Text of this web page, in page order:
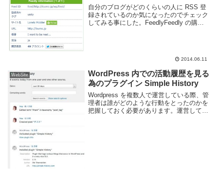
自分のブログがどのくらいの人に RSS 登
録されているのか気になったのでチェック
してみる事にした。FeedlyFeedly の購読
2014.06.11
WebSite
WordPress 内での活動履歴を見る
為のプラグイン Simple History
Wordpress を複数人で運営している際、管
理者は誰がどのような行動をとったのかを
把握しておく必要があります。運営してい